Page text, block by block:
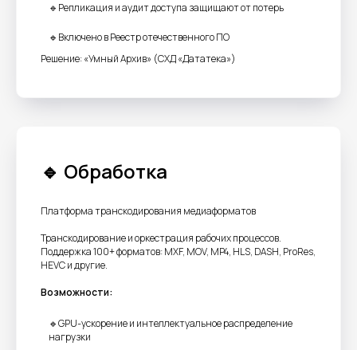
🔹Репликация и аудит доступа защищают от потерь
🔹Включено в Реестр отечественного ПО
Решение: «Умный Архив» (СХД «Дататека»)
🔹 Обработка
Платформа транскодирования медиаформатов
Транскодирование и оркестрация рабочих процессов.
Поддержка 100+ форматов: MXF, MOV, MP4, HLS, DASH, ProRes,
HEVC и другие.
Возможности:
🔹GPU-ускорение и интеллектуальное распределение
нагрузки
Нормализация форматов
и конвертация через
платформу